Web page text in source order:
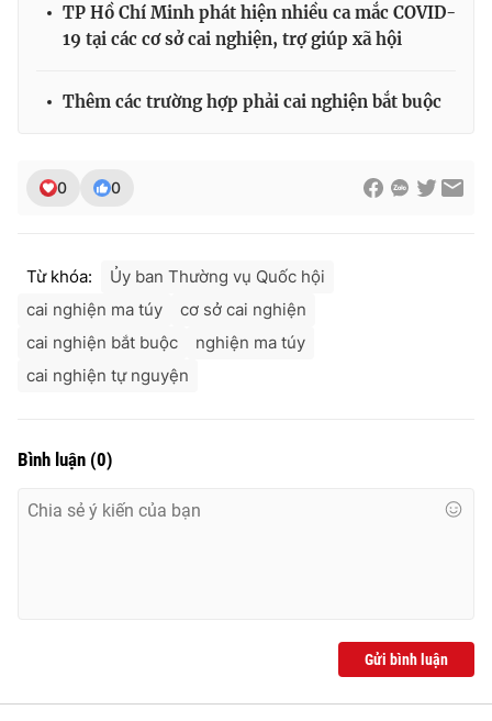
TP Hồ Chí Minh phát hiện nhiều ca mắc COVID-
19 tại các cơ sở cai nghiện, trợ giúp xã hội
Thêm các trường hợp phải cai nghiện bắt buộc
0 0
Từ khóa:
Ủy ban Thường vụ Quốc hội
cai nghiện ma túy
cơ sở cai nghiện
cai nghiện bắt buộc
nghiện ma túy
cai nghiện tự nguyện
Bình luận (0)
Gửi bình luận